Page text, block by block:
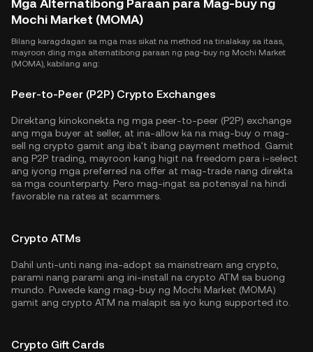
Mga Alternatibong Paraan para Mag-buy ng
Mochi Market (MOMA)
Bilang karagdagan sa mga mas sikat na method na tinalakay sa itaas,
mayroon ding mga alternatibong paraan ng pag-buy ng Mochi Market
(MOMA), kabilang ang:
Peer-to-Peer (P2P) Crypto Exchanges
Direktang kinokonekta ng mga peer-to-peer (P2P) exchange
ang mga buyer at seller, at ina-allow ka na mag-buy o mag-
sell ng crypto gamit ang iba't ibang payment method. Gamit
ang P2P trading, mayroon kang higit na freedom para i-select
ang iyong mga preferred na offer at mag-trade nang direkta
sa mga counterparty. Pero mag-ingat sa potensyal na hindi
favorable na rates at scammers.
Crypto ATMs
Dahil unti-unti nang ina-adopt sa mainstream ang crypto,
parami nang parami ang ini-install na crypto ATM sa buong
mundo. Puwede kang mag-buy ng Mochi Market (MOMA)
gamit ang crypto ATM na malapit sa iyo kung supported ito.
Crypto Gift Cards